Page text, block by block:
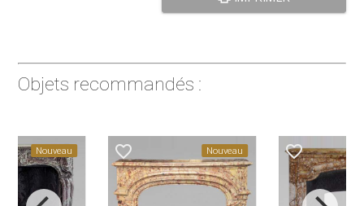
Objets recommandés :
Nouveau Nouveau favorite_border